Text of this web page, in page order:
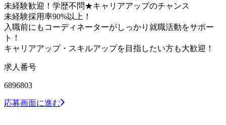
未経験歓迎！学歴不問★キャリアアップのチャンス
未経験採用率90%以上！
入職前にもコーディネーターがしっかり就職活動をサポー
ト！
キャリアアップ・スキルアップを目指したい方も大歓迎！
求人番号
6896803
応募画面に進む